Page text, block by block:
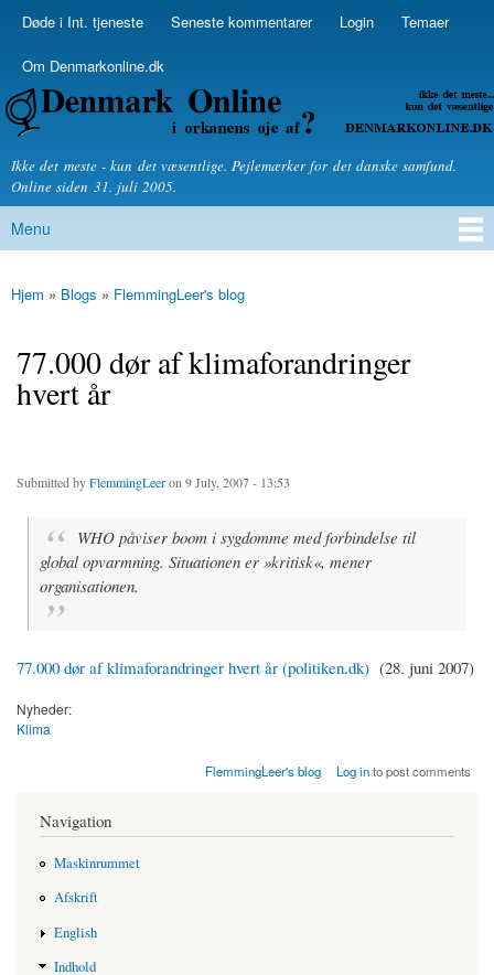
Skip to
Secondary menu
Døde i Int. tjeneste Seneste kommentarer Login Temaer
Om Denmarkonline.dk
Denmarkonline.dk - blognyheder om politik
Ikke det meste - kun det væsentlige. Pejlemærker for det danske samfund.
Online siden 31. juli 2005.
Main menu
Menu
You are here
Hjem » Blogs » FlemmingLeer's blog
77.000 dør af klimaforandringer
hvert år
Submitted byFlemmingLeeron 9 July, 2007 - 13:53
WHO påviser boom i sygdomme med forbindelse til
global opvarmning. Situationen er »kritisk«, mener
organisationen.
77.000 dør af klimaforandringer hvert år (politiken.dk) (28. juni 2007)
Nyheder:
Klima
FlemmingLeer's blog Log into post comments
Navigation
Maskinrummet
Afskrift
English
Indhold